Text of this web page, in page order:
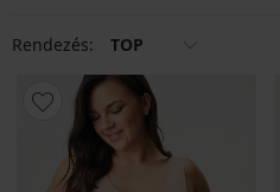
Rendezés: TOP